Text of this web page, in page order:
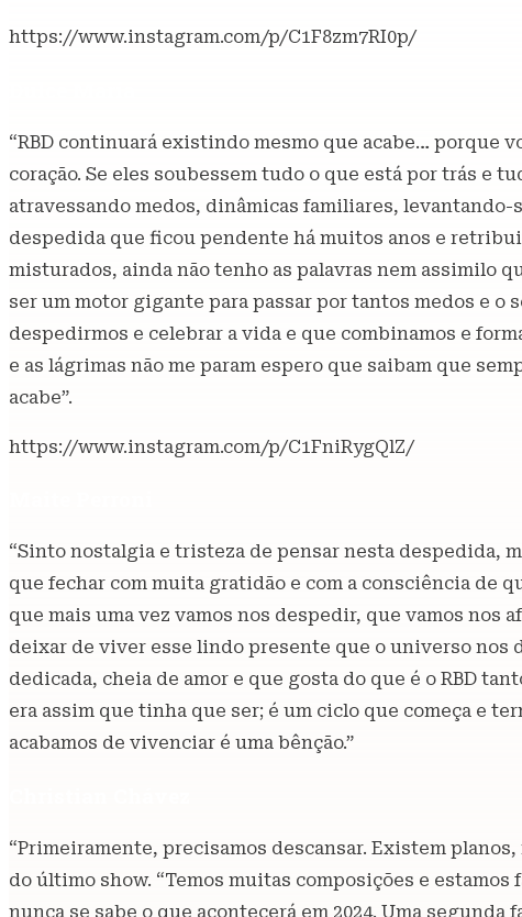
https://www.instagram.com/p/C1F8zm7RI0p/
“RBD continuará existindo mesmo que acabe… porque
coração. Se eles soubessem tudo o que está por trás e
atravessando medos, dinâmicas familiares,
despedida que ficou pendente há muitos anos e
misturados, ainda não tenho as palavras nem assimilo
ser um motor gigante para passar por tantos medos e o
despedirmos e celebrar a vida e que combinamos e
e as lágrimas não me param espero que saibam que
acabe”.
https://www.instagram.com/p/C1FniRygQlZ/
“Sinto nostalgia e tristeza de pensar nesta despedida,
que fechar com muita gratidão e com a consciência de
que mais uma vez vamos nos despedir, que vamos nos
deixar de viver esse lindo presente que o universo nos
dedicada, cheia de amor e que gosta do que é o RBD
era assim que tinha que ser; é um ciclo que começa e
acabamos de vivenciar é uma bênção.”
“Primeiramente, precisamos descansar. Existem
do último show. “Temos muitas composições e
nunca se sabe o que acontecerá em 2024. Uma segunda